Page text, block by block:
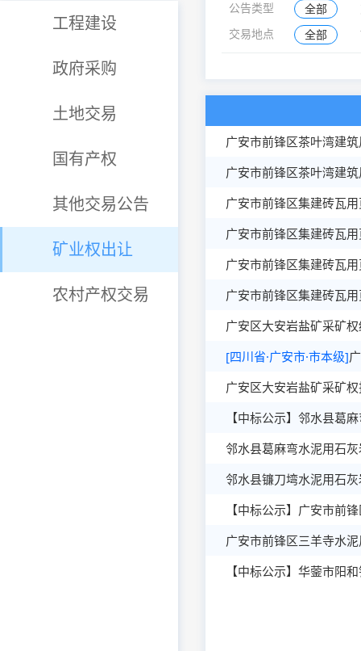
工程建设
政府采购
土地交易
国有产权
其他交易公告
矿业权出让
农村产权交易
公告类型 全部
交易地点 全部
广安市前锋区茶叶湾建
广安市前锋区茶叶湾建
广安市前锋区集建砖瓦
广安市前锋区集建砖瓦
广安市前锋区集建砖瓦
广安市前锋区集建砖瓦
广安区大安岩盐矿采矿
[四川省·广安市·市本级]
广安区大安岩盐矿采矿
【中标公示】邻水县葛
邻水县葛麻弯水泥用石
邻水县镰刀塆水泥用石
【中标公示】广安市前
广安市前锋区三羊寺水
【中标公示】华蓥市阳